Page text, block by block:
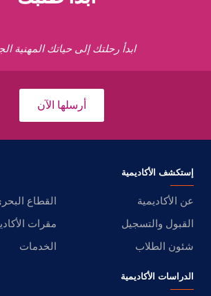
ابدأ رحلتك إلى حياتك المهنية
أرسلها الآن
إستكشف الأكاديمية
عن الأكاديمية
القطاع
القبول والتسجيل
مقرات
شئون الطلاب
الخدمات
الدراسات الأكاديمية